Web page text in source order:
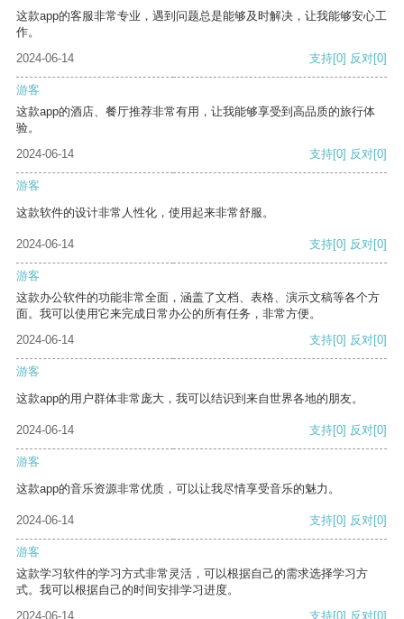
这款app的客服非常专业，遇到问题总是能够及时解决，让我能够安心工
作。
2024-06-14
支持[0] 反对[0]
游客
这款app的酒店、餐厅推荐非常有用，让我能够享受到高品质的旅行体
验。
2024-06-14
支持[0] 反对[0]
游客
这款软件的设计非常人性化，使用起来非常舒服。
2024-06-14 支持[0] 反对[0]
游客
这款办公软件的功能非常全面，涵盖了文档、表格、演示文稿等各个方
面。我可以使用它来完成日常办公的所有任务，非常方便。
2024-06-14
支持[0] 反对[0]
游客
这款app的用户群体非常庞大，我可以结识到来自世界各地的朋友。
2024-06-14 支持[0] 反对[0]
游客
这款app的音乐资源非常优质，可以让我尽情享受音乐的魅力。
2024-06-14 支持[0] 反对[0]
游客
这款学习软件的学习方式非常灵活，可以根据自己的需求选择学习方
式。我可以根据自己的时间安排学习进度。
2024-06-14
支持[0] 反对[0]